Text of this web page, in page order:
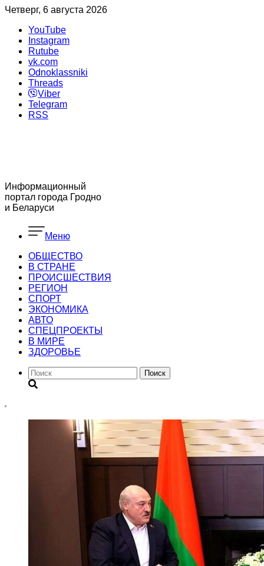
Четверг, 6 августа 2026
YouTube
Instagram
Rutube
vk.com
Odnoklassniki
Threads
Viber
Telegram
RSS
Информационный
портал города Гродно
и Беларуси
Меню
ОБЩЕСТВО
В СТРАНЕ
ПРОИСШЕСТВИЯ
РЕГИОН
CПОРТ
ЭКОНОМИКА
АВТО
СПЕЦПРОЕКТЫ
В МИРЕ
ЗДОРОВЬЕ
Поиск